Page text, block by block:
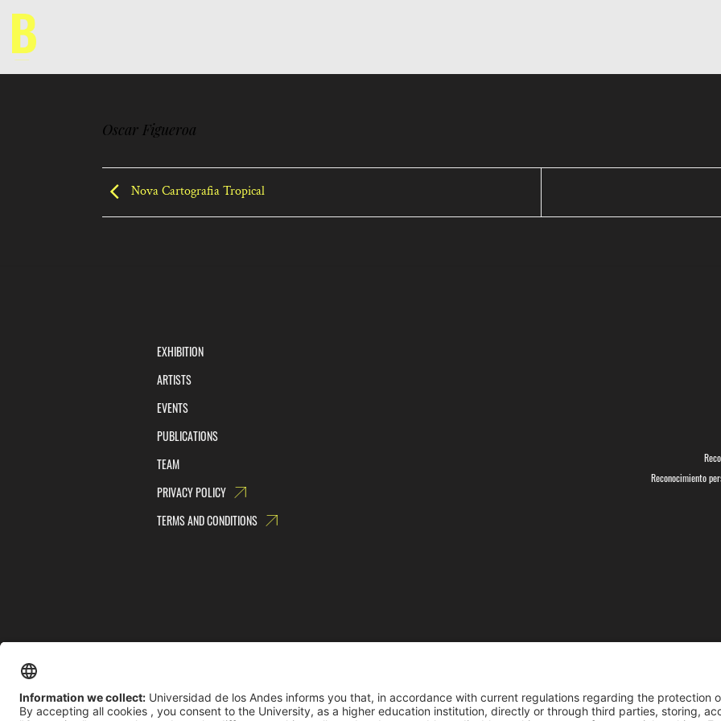
content
Oscar Figueroa
Nova Cartografia Tropical
EXHIBITION
ARTISTS
EVENTS
PUBLICATIONS
TEAM
PRIVACY POLICY
TERMS AND CONDITIONS
Reconocimiento